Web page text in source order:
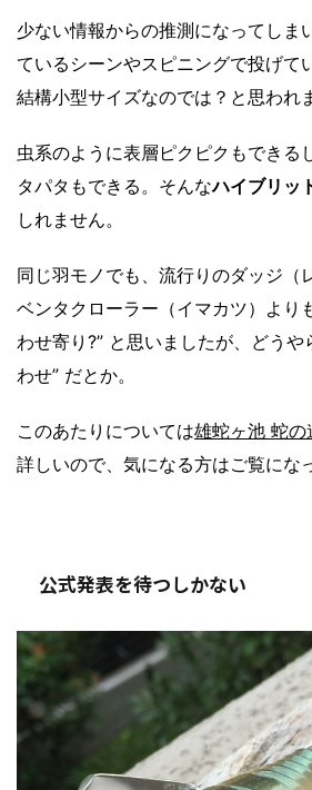
少ない情報からの推測になってしま
ているシーンやスピニングで投げて
結構小型サイズなのでは？と思われ
虫系のように表層ピクピクもできる
タパタもできる。そんなハイブリッ
しれません。
同じ羽モノでも、流行りのダッジ（
ベンタクローラー（イマカツ）より
わせ寄り?” と思いましたが、どうや
わせ” だとか。
このあたりについては雄蛇ヶ池 蛇の
詳しいので、気になる方はご覧にな
公式発表を待つしかない